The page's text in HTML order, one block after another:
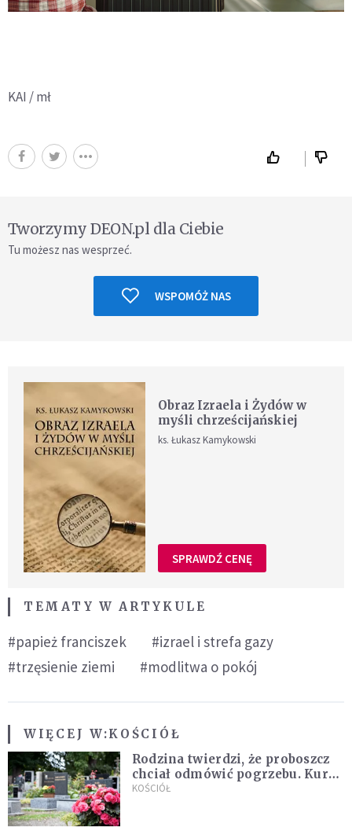
KAI / mł
Tworzymy DEON.pl dla Ciebie
Tu możesz nas wesprzeć.
WSPOMÓŻ NAS
Obraz Izraela i Żydów w
myśli chrześcijańskiej
ks. Łukasz Kamykowski
SPRAWDŹ CENĘ
TEMATY W ARTYKULE
#papież franciszek
#izrael i strefa gazy
#trzęsienie ziemi
#modlitwa o pokój
WIĘCEJ W:KOŚCIÓŁ
Rodzina twierdzi, że proboszcz
chciał odmówić pogrzebu. Kuria
zapowiada wyjaśnienia
KOŚCIÓŁ